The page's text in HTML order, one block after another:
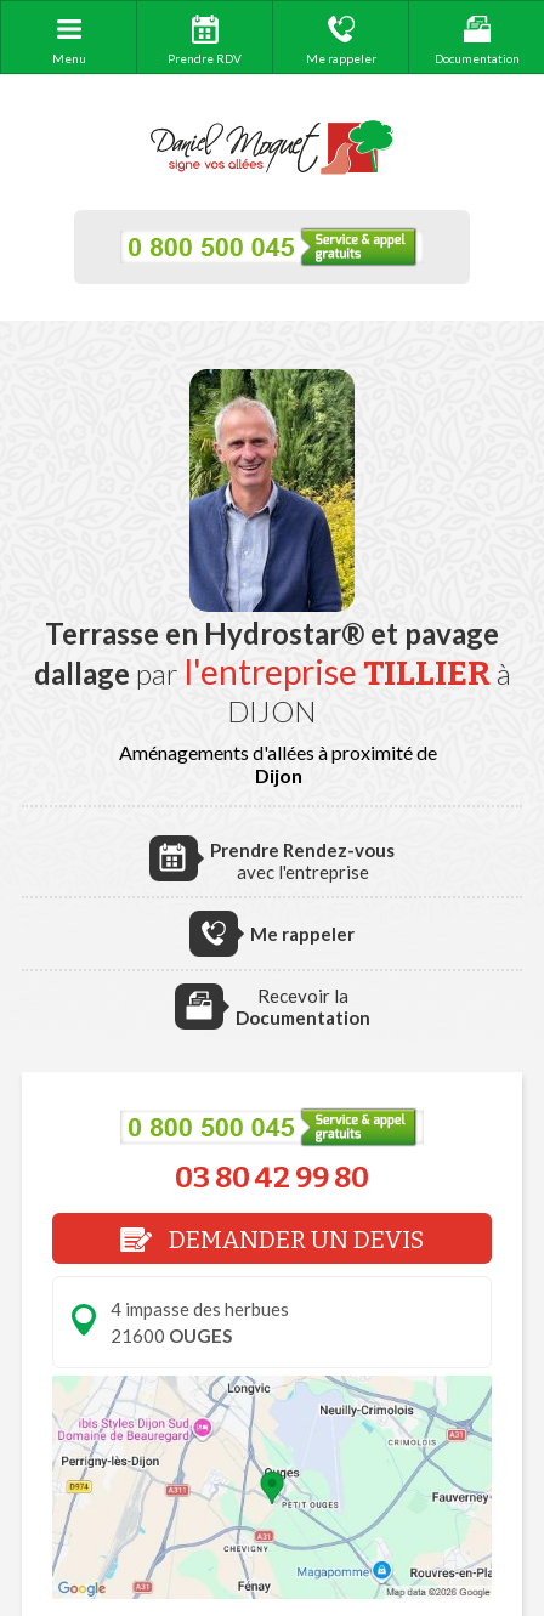
Menu Prendre RDV Me rappeler Documentation
Terrasse en Hydrostar® et pavage
dallage par l'entreprise TILLIERà
DIJON
Aménagements d'allées à proximité de
Dijon
Prendre Rendez-vous
avec l'entreprise
Me rappeler
Recevoir la
Documentation
03 80 42 99 80
DEMANDER UN DEVIS
4 impasse des herbues
21600 OUGES